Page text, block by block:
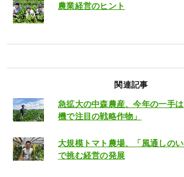
農業経営のヒント
関連記事
急拡大の中森農産、今年の一手
機で注目の戦略作物」
大規模トマト農場、「風通しのい
で挑む経営の発展